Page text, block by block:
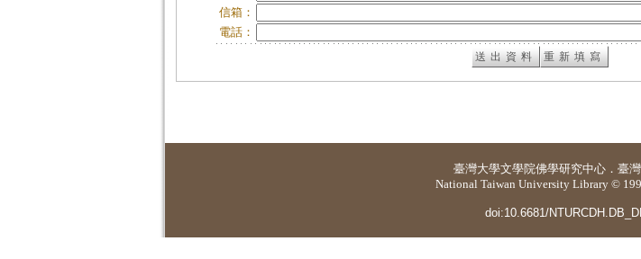
信箱：
電話：
臺灣大學文學院佛學研究中心 ． 臺
National Taiwan University Library ©
doi:10.6681/